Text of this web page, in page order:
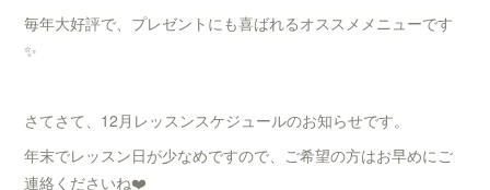
毎年大好評で、プレゼントにも喜ばれるオススメメニューです
✨
さてさて、12月レッスンスケジュールのお知らせです。
年末でレッスン日が少なめですので、ご希望の方はお早めにご
連絡くださいね❤️